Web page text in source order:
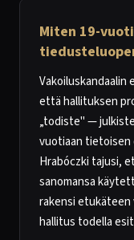
Miten 19-
Vakoiluskandaalin
että hallituksen
„todiste" —
vuotiaan tietoisen
Hrabóczki tajusi,
sanomansa
rakensi etukäteen
hallitus todella